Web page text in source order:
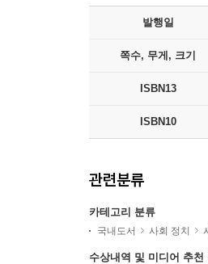
발행일
쪽수, 무게, 크기
ISBN13
ISBN10
관련분류
카테고리 분류
국내도서 사회 정치
수상내역 및 미디어 추천